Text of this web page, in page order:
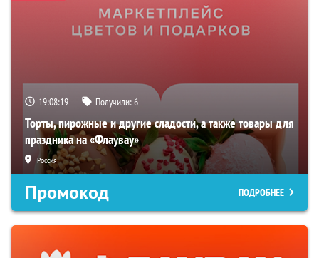
19:08:17 Получили:6
Торты, пирожные и другие сладости, а также товары для
праздника на «Флаувау»
Россия
Промокод ПОДРОБНЕЕ